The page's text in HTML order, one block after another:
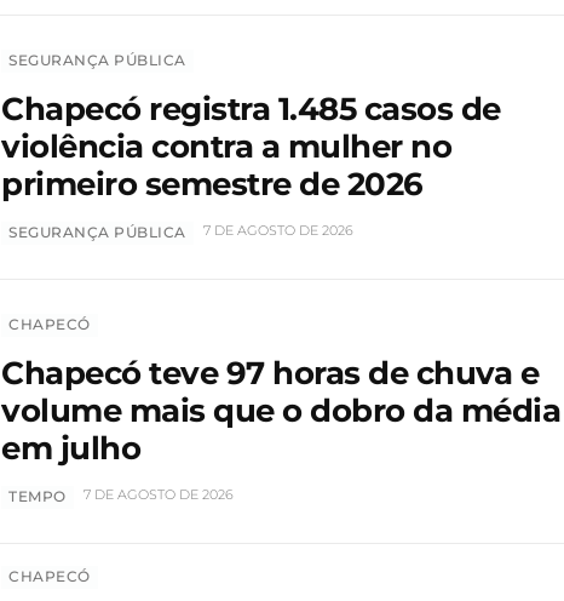
SEGURANÇA PÚBLICA
Chapecó registra 1.485 casos de
violência contra a mulher no
primeiro semestre de 2026
SEGURANÇA PÚBLICA 7 DE AGOSTO DE 2026
CHAPECÓ
Chapecó teve 97 horas de chuva e
volume mais que o dobro da média
em julho
TEMPO 7 DE AGOSTO DE 2026
CHAPECÓ